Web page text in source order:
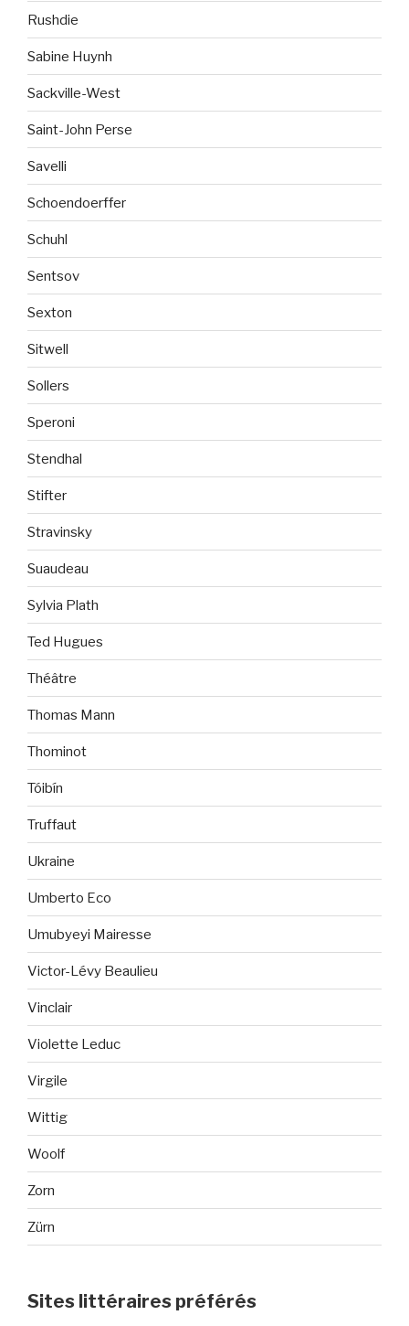
Rushdie
Sabine Huynh
Sackville-West
Saint-John Perse
Savelli
Schoendoerffer
Schuhl
Sentsov
Sexton
Sitwell
Sollers
Speroni
Stendhal
Stifter
Stravinsky
Suaudeau
Sylvia Plath
Ted Hugues
Théâtre
Thomas Mann
Thominot
Tóibín
Truffaut
Ukraine
Umberto Eco
Umubyeyi Mairesse
Victor-Lévy Beaulieu
Vinclair
Violette Leduc
Virgile
Wittig
Woolf
Zorn
Zürn
Sites littéraires préférés